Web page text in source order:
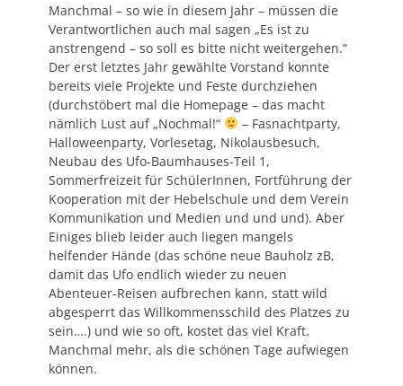
Manchmal – so wie in diesem Jahr – müssen die
Verantwortlichen auch mal sagen „Es ist zu
anstrengend – so soll es bitte nicht weitergehen.“
Der erst letztes Jahr gewählte Vorstand konnte
bereits viele Projekte und Feste durchziehen
(durchstöbert mal die Homepage – das macht
nämlich Lust auf „Nochmal!“
– Fasnachtparty,
Halloweenparty, Vorlesetag, Nikolausbesuch,
Neubau des Ufo-Baumhauses-Teil 1,
Sommerfreizeit für SchülerInnen, Fortführung der
Kooperation mit der Hebelschule und dem Verein
Kommunikation und Medien und und und). Aber
Einiges blieb leider auch liegen mangels
helfender Hände (das schöne neue Bauholz zB,
damit das Ufo endlich wieder zu neuen
Abenteuer-Reisen aufbrechen kann, statt wild
abgesperrt das Willkommensschild des Platzes zu
sein….) und wie so oft, kostet das viel Kraft.
Manchmal mehr, als die schönen Tage aufwiegen
können.